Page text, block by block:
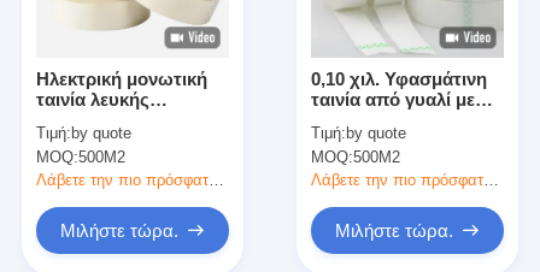
Ηλεκτρική μονωτική
ταινία λευκής
Class με κολλήματα
σιλικόνης
Τιμή: by quote
MOQ:500M2
Λάβετε την πιο πρόσφατη τιμή
Μιλήστε τώρα.
0,10 χιλ. Υφασμάτινη
ταινία από γυαλί με
Ακρυλικής κόλλας για
ηλεκτρική μόνωση
Τιμή: by quote
MOQ:500M2
Μιλήστε τώρα.